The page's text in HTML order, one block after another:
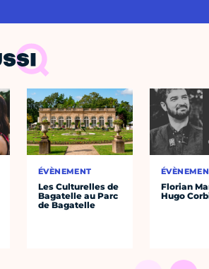
ÉVÈNEMENT
Les Culturelles de
Bagatelle au Parc
de Bagatelle
Florian
Hugo